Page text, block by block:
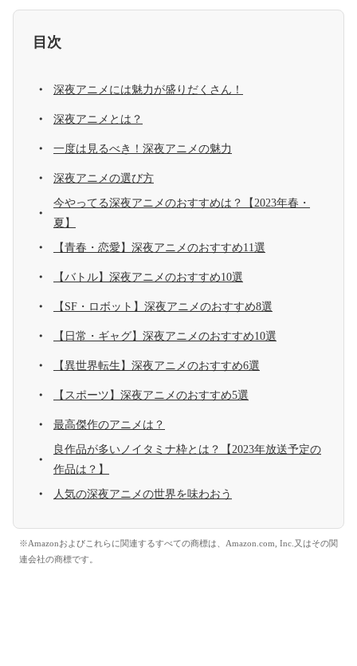
目次
深夜アニメには魅力が盛りだくさん！
深夜アニメとは？
一度は見るべき！深夜アニメの魅力
深夜アニメの選び方
今やってる深夜アニメのおすすめは？【2023年春・
夏】
【青春・恋愛】深夜アニメのおすすめ11選
【バトル】深夜アニメのおすすめ10選
【SF・ロボット】深夜アニメのおすすめ8選
【日常・ギャグ】深夜アニメのおすすめ10選
【異世界転生】深夜アニメのおすすめ6選
【スポーツ】深夜アニメのおすすめ5選
最高傑作のアニメは？
良作品が多いノイタミナ枠とは？【2023年放送予定の
作品は？】
人気の深夜アニメの世界を味わおう
※Amazonおよびこれらに関連するすべての商標は、Amazon.com, Inc.又はその関
連会社の商標です。